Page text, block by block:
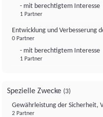
- mit berechtigtem Interesse
1 Partner
Entwicklung und Verbesserung
0 Partner
- mit berechtigtem Interesse
1 Partner
Spezielle Zwecke (3)
Gewährleistung der Sicherheit,
2 Partner